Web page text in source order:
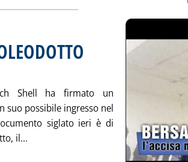
Shell ha firmato un
suo possibile ingresso nel
siglato ieri è di
il... Leggi tutta la notizia: 'POSSIBILE